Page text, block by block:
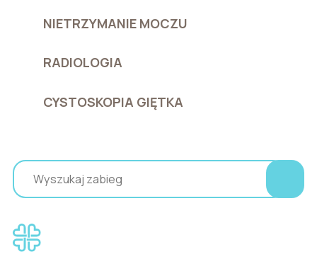
NIETRZYMANIE MOCZU
RADIOLOGIA
CYSTOSKOPIA GIĘTKA